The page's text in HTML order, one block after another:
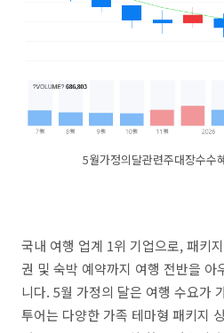
5월가정의달관련주대장수수
국내 여행 업계 1위 기업으로, 패키
권 및 숙박 예약까지 여행 전반을
니다. 5월 가정의 달은 여행 수요가
투어는 다양한 가족 테마형 패키지